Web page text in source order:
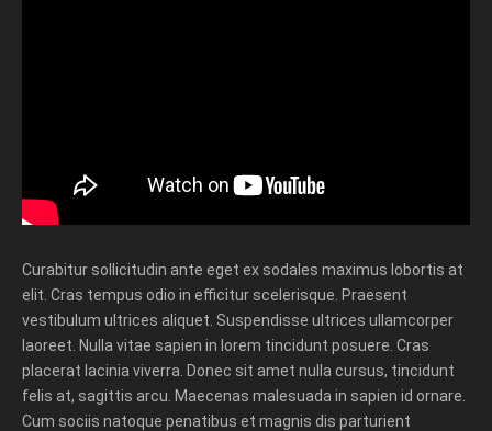
Curabitur sollicitudin ante eget ex sodales maximus lobortis at
elit. Cras tempus odio in efficitur scelerisque. Praesent
vestibulum ultrices aliquet. Suspendisse ultrices ullamcorper
laoreet. Nulla vitae sapien in lorem tincidunt posuere. Cras
placerat lacinia viverra. Donec sit amet nulla cursus, tincidunt
felis at, sagittis arcu. Maecenas malesuada in sapien id ornare.
Cum sociis natoque penatibus et magnis dis parturient